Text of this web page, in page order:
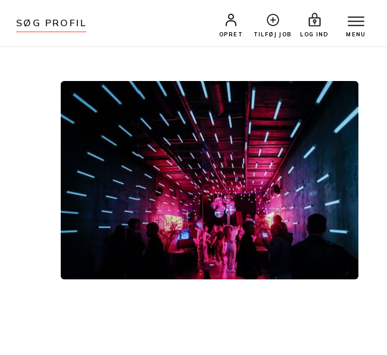
SØG PROFIL
OPRET TILFØJ JOB LOG IND MENU